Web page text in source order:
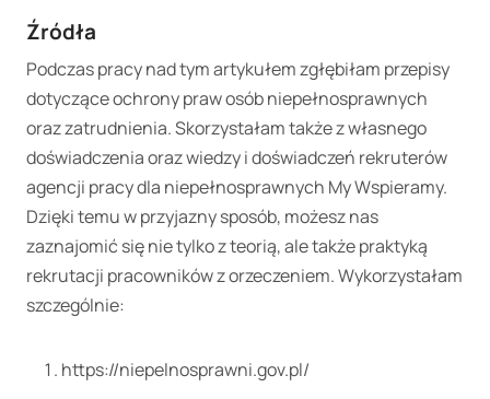
Źródła
Podczas pracy nad tym artykułem zgłębiłam przepisy
dotyczące ochrony praw osób niepełnosprawnych
oraz zatrudnienia. Skorzystałam także z własnego
doświadczenia oraz wiedzy i doświadczeń rekruterów
agencji pracy dla niepełnosprawnych My Wspieramy.
Dzięki temu w przyjazny sposób, możesz nas
zaznajomić się nie tylko z teorią, ale także praktyką
rekrutacji pracowników z orzeczeniem. Wykorzystałam
szczególnie:
https://niepelnosprawni.gov.pl/